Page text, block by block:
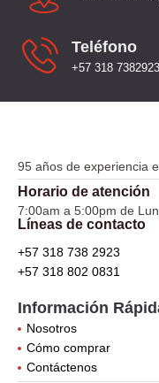
Teléfono
+57 318 7382923
95 años de experiencia
Horario de atención
7:00am a 5:00pm de
Líneas de contacto
+57 318 738 2923
+57 318 802 0831
Información
Nosotros
Cómo comprar
Contáctenos